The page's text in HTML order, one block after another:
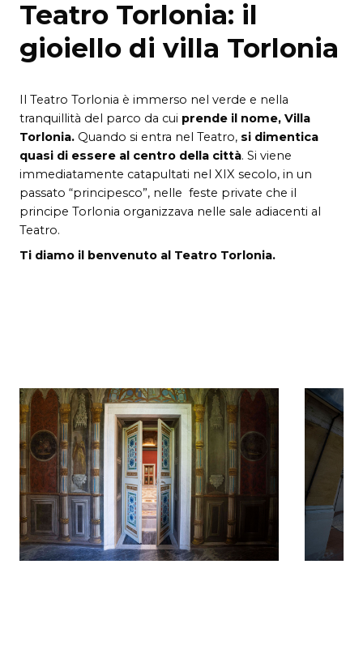
Teatro Torlonia: il
gioiello di villa Torlonia
Il Teatro Torlonia è immerso nel verde e nella
tranquillità del parco da cui prende il nome, Villa
Torlonia. Quando si entra nel Teatro, si dimentica
quasi di essere al centro della città. Si viene
immediatamente catapultati nel XIX secolo, in un
passato “principesco”, nelle feste private che il
principe Torlonia organizzava nelle sale adiacenti al
Teatro.
Ti diamo il benvenuto al Teatro Torlonia.